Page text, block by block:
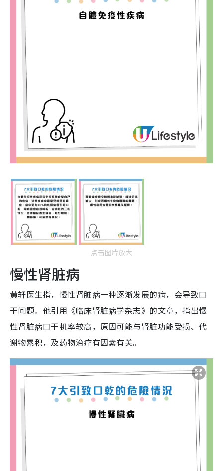
点击图片放大
慢性肾脏病
黄轩医生指，慢性肾脏病一种逐渐发展的病，会导致口
干问题。他引用《临床肾脏病学杂志》的文章，指出慢
性肾脏病口干机率较高，原因可能与肾脏功能受损、代
谢物累积，及药物治疗有因素有关。